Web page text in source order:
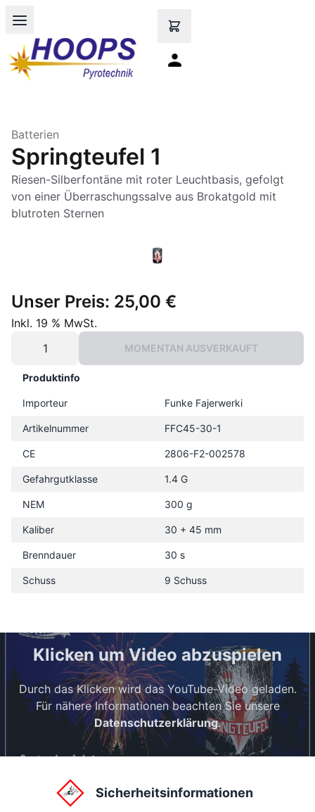
Open main menu
Batterien
Springteufel 1
Riesen-Silberfontäne mit roter Leuchtbasis, gefolgt
von einer Überraschungssalve aus Brokatgold mit
blutroten Sternen
Unser Preis: 25,00 €
Inkl. 19 % MwSt.
MOMENTAN AUSVERKAUFT
Produktinfo
Importeur Funke Fajerwerki
Artikelnummer FFC45-30-1
CE 2806-F2-002578
Gefahrgutklasse 1.4 G
NEM 300 g
Kaliber 30 + 45 mm
Brenndauer 30 s
Schuss 9 Schuss
Klicken um Video abzuspielen
Durch das Klicken wird das YouTube-Video geladen.
Für nähere Informationen beachten Sie unsere
Datenschutzerklärung.
Sicherheitsinformationen